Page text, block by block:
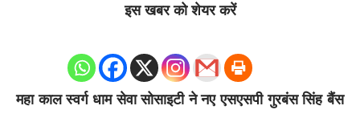
इस खबर को शेयर करें
महा काल स्वर्ग धाम सेवा सोसाइटी ने नए एसएसपी गुरबंस सिंह बैंस